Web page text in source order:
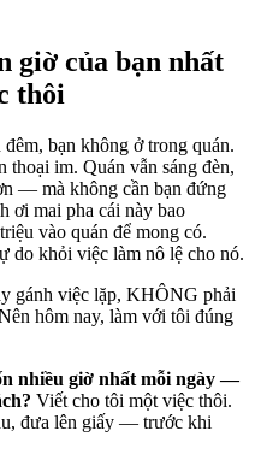
giờ của bạn nhất
thôi
bạn không ở trong quán.
thoại im. Quán vẫn sáng đèn,
— mà không cần bạn đứng
ơi mai pha cái này bao
vào quán để mong có.
do khỏi việc làm nô lệ cho nó.
gánh việc lặp, KHÔNG phải
hôm nay, làm với tôi đúng
nhiều giờ nhất mỗi ngày —
Viết cho tôi một việc thôi.
đưa lên giấy — trước khi